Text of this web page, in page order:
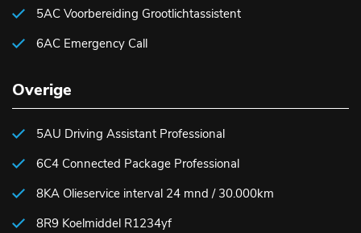
5AC Voorbereiding Grootlichtassistent
6AC Emergency Call
Overige
5AU Driving Assistant Professional
6C4 Connected Package Professional
8KA Olieservice interval 24 mnd / 30.000km
8R9 Koelmiddel R1234yf